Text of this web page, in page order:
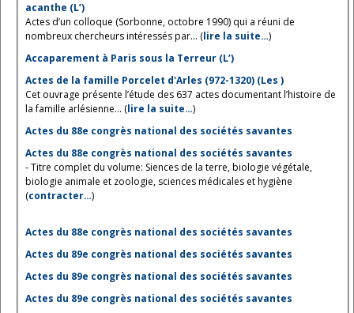
acanthe (L’)
Actes d’un colloque (Sorbonne, octobre 1990) qui a réuni de
nombreux chercheurs intéressés par... (lire la suite…)
Accaparement à Paris sous la Terreur (L’)
Actes de la famille Porcelet d'Arles (972-1320) (Les )
Cet ouvrage présente l’étude des 637 actes documentant l’histoire de
la famille arlésienne... (lire la suite…)
Actes du 88e congrès national des sociétés savantes
Actes du 88e congrès national des sociétés savantes
- Titre complet du volume: Siences de la terre, biologie végétale,
biologie animale et zoologie, sciences médicales et hygiène
(contracter…)
Actes du 88e congrès national des sociétés savantes
Actes du 89e congrès national des sociétés savantes
Actes du 89e congrès national des sociétés savantes
Actes du 89e congrès national des sociétés savantes